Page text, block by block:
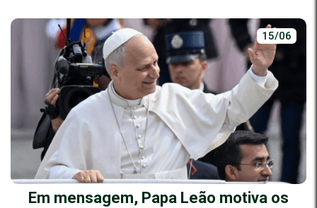
15/06
Em mensagem, Papa Leão motiva os